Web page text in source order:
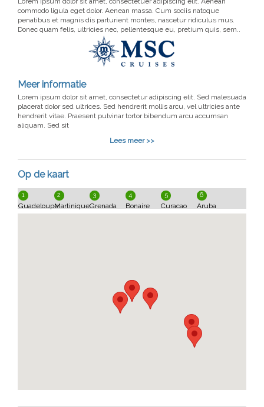
commodo ligula eget dolor. Aenean massa. Cum sociis natoque
penatibus et magnis dis parturient montes, nascetur ridiculus mus.
Donec quam felis, ultricies nec, pellentesque eu, pretium quis, sem..
Meer informatie
Lorem ipsum dolor sit amet, consectetur adipiscing elit. Sed malesuada
placerat dolor sed ultrices. Sed hendrerit mollis arcu, vel ultricies ante
hendrerit vitae. Praesent pulvinar tortor bibendum arcu accumsan
aliquam. Sed sit
Lees meer >>
Op de kaart
1
Guadeloupe
2
Martinique
3
Grenada
4
Bonaire
5
Curacao
6
Aruba